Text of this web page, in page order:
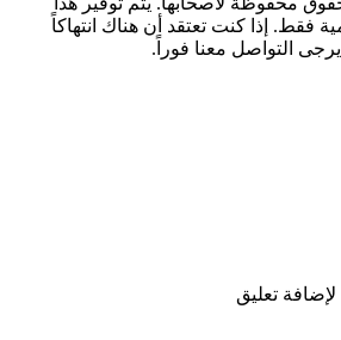
فقط. إذا كنت تعتقد أن هناك انتهاكاً
التواصل معنا فوراً.
تعليق